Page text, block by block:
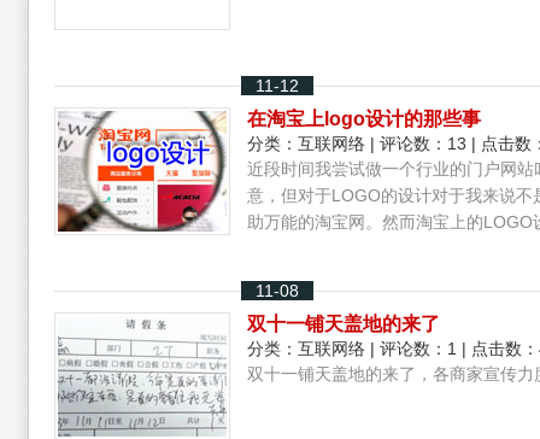
11-12
在淘宝上logo设计的那些事
分类： 互联网络 | 评论数：13 | 点击数
近段时间我尝试做一个行业的门户网
意，但对于LOGO的设计对于我来说
助万能的淘宝网。然而淘宝上的
11-08
双十一铺天盖地的来了
分类： 互联网络 | 评论数：1 | 点击数
双十一铺天盖地的来了，各商家宣传力